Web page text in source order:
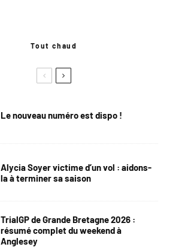
Tout chaud
Le nouveau numéro est dispo !
Alycia Soyer victime d’un vol : aidons-
la à terminer sa saison
TrialGP de Grande Bretagne 2026 :
résumé complet du weekend à
Anglesey